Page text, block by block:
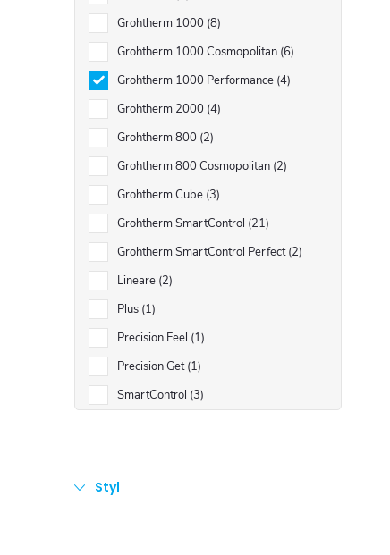
Grohtherm 1000 8
Grohtherm 1000 Cosmopolitan 6
Grohtherm 1000 Performance 4
Grohtherm 2000 4
Grohtherm 800 2
Grohtherm 800 Cosmopolitan 2
Grohtherm Cube 3
Grohtherm SmartControl 21
Grohtherm SmartControl Perfect 2
Lineare 2
Plus 1
Precision Feel 1
Precision Get 1
SmartControl 3
Styl